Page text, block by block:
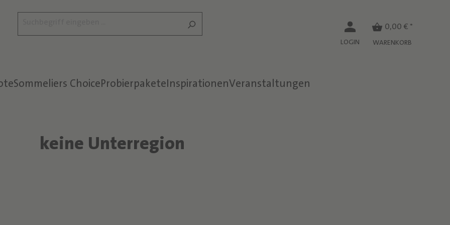
LOGIN
0,00 € *
WARENKORB
Sommeliers ChoiceProbierpaketeInspirationenVeranstaltungen
keine Unterregion